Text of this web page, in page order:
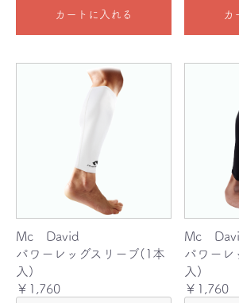
カートに入れる カ
Mc David
パワーレッグスリーブ(1本
入)
￥1,760
Mc
パワーレ
入)
￥1,760